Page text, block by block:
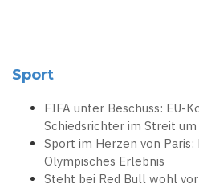
Sport
FIFA unter Beschuss: EU-
Schiedsrichter im Streit
Sport im Herzen von Paris:
Olympisches Erlebnis
Steht bei Red Bull wohl